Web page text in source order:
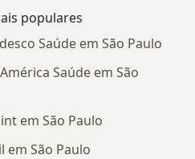
populares
Saúde em São Paulo
Saúde em São
em São Paulo
em São Paulo